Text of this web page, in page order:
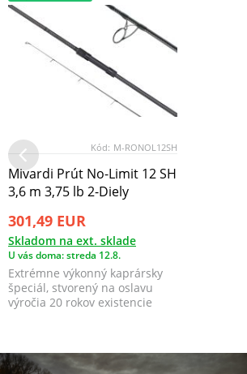
Kód: M-RONOL12SH
Mivardi Prút No-Limit 12 SH
3,6 m 3,75 lb 2-Diely
301,49 EUR
Skladom na ext. sklade
U vás doma: streda 12.8.
Extrémne výkonný kaprársky
špeciál, stvorený na oslavu
výročia 20 rokov existencie